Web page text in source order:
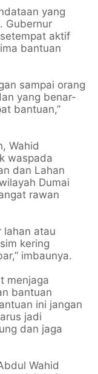
yang
Gubernur
aktif
bantuan
sampai orang
yang benar-
bantuan,”
Wahid
waspada
dan Lahan
Dumai
rawan
lahan atau
kering
imbaunya.
menjaga
bantuan
ini jangan
jadi
dan jaga
Wahid